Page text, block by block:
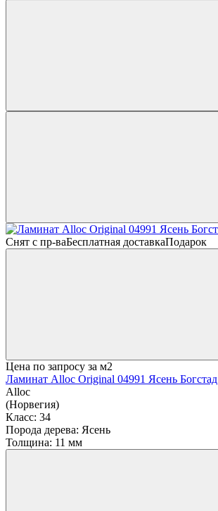
Снят с пр-ваБесплатная доставкаПодарок
Цена по запросу за м2
Ламинат Alloc Original 04991 Ясень Богстад
Alloc
(Норвегия)
Класс: 34
Порода дерева: Ясень
Толщина: 11 мм